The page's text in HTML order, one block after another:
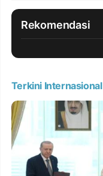
Rekomendasi
Terkini Internasional